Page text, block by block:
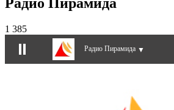
1 385
Радио Пирамида ▼